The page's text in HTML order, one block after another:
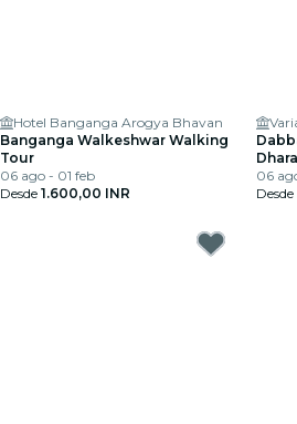
Hotel Banganga Arogya Bhavan
Banganga Walkeshwar Walking
Tour
06 ago - 01 feb
Desde 1.600,00 INR
tren
06
Desde